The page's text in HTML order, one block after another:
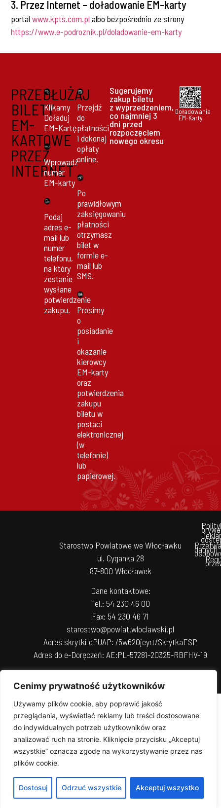
Cenimy prywatność użytkowników
Używamy plików cookie, aby poprawić jakość
przeglądania, wyświetlać reklamy lub treści dostosowane
do indywidualnych potrzeb użytkowników oraz
analizować ruch na stronie. Kliknięcie przycisku „Akceptuj
wszystkie” oznacza zgodę na wykorzystywanie przez nas
plików cookie.
Dostosuj Odrzuć wszystkie Akceptuj wszystko
3. Przez Internet – doładowanie EM-karty
portalwww.kpts.com.plalbo bezpośrednio ze strony
https://www.e-podroznik.pl/doladowanie-em-karty
PRZEDŁUŻAJ
BILETY
EM-
KARTOWE
PRZEZ
INTERNET
Klikamy
Doładuj
EM-Kartę
Wprowadź
numer
EM-karty
Podaj
adres e-
mail lub
numer
telefonu,
na który
zostanie
wysłane
potwierdzenie
zakupu.
Przejdź
do
płatności
i dokonaj
opłaty
online.
Po
prawidłowym
zaksięgowaniu
płatności
otrzymasz
bilet w
formie e-
mail lub
SMS.
Prosimy
o
posiadanie
i
okazanie
kierowcy
EM-karty
oraz
potwierdzenia
zakupu
biletu w
postaci
elektronicznej
(w
telefonie)
lub
papierowej.
Doładowanie
EM-Karty
Sugerujemy
zakup biletu
z wyprzedzeniem,
co najmniej 3
dni przed
rozpoczęciem
nowego okresu
Starostwo Powiatowe we Włocławku
ul. Cyganka 28
87-800 Włocławek
Dane kontaktowe:
Tel.: 54 230 46 00
Fax: 54 230 46 71
starostwo@powiat.wloclawski.pl
Adres skrytki ePUAP: /5w620jeyrt/SkrytkaESP
Adres do e-Doręczeń: AE:PL-57281-20325-RBFHV-19
danych